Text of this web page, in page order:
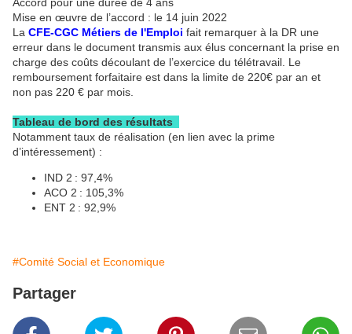
Mise en œuvre de l’accord : le 14 juin 2022
La CFE-CGC Métiers de l'Emploi fait remarquer à la DR une
erreur dans le document transmis aux élus concernant la prise en
charge des coûts découlant de l’exercice du télétravail. Le
remboursement forfaitaire est dans la limite de 220€ par an et
non pas 220 € par mois.
Tableau de bord des résultats
Notamment taux de réalisation (en lien avec la prime
d’intéressement) :
IND 2 : 97,4%
ACO 2 : 105,3%
ENT 2 : 92,9%
#Comité Social et Economique
Partager